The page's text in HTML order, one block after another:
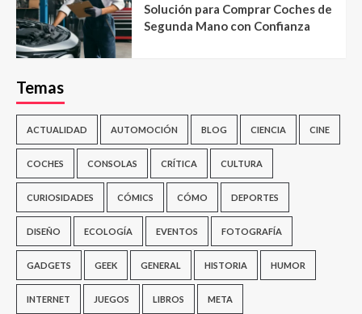
Solución para Comprar Coches de
Segunda Mano con Confianza
Temas
ACTUALIDAD AUTOMOCIÓN BLOG CIENCIA CINE
COCHES CONSOLAS CRÍTICA CULTURA
CURIOSIDADES CÓMICS CÓMO DEPORTES
DISEÑO ECOLOGÍA EVENTOS FOTOGRAFÍA
GADGETS GEEK GENERAL HISTORIA HUMOR
INTERNET JUEGOS LIBROS META